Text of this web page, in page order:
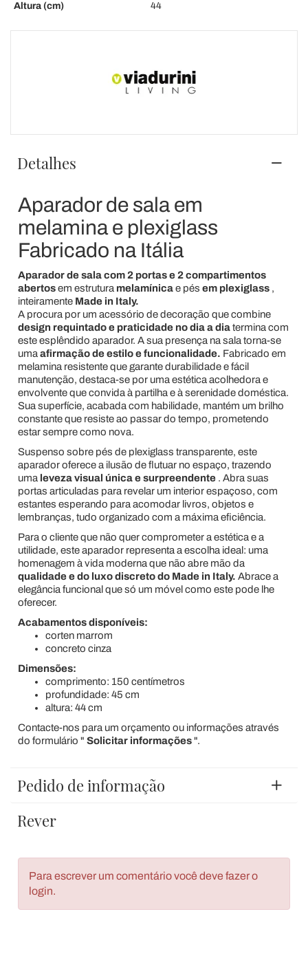
Altura (cm)
44
Detalhes
Aparador de sala em
melamina e plexiglass
Fabricado na Itália
Aparador de sala com 2 portas e 2 compartimentos
abertosem estrutura melamínicae pés em plexiglass,
inteiramente Made in Italy.
A procura por um acessório de decoração que combine
design requintado e praticidade no dia a diatermina com
este esplêndido aparador. A sua presença na sala torna-se
uma afirmação de estilo e funcionalidade. Fabricado em
melamina resistente que garante durabilidade e fácil
manutenção, destaca-se por uma estética acolhedora e
envolvente que convida à partilha e à serenidade doméstica.
Sua superfície, acabada com habilidade, mantém um brilho
constante que resiste ao passar do tempo, prometendo
estar sempre como nova.
Suspenso sobre pés de plexiglass transparente, este
aparador oferece a ilusão de flutuar no espaço, trazendo
uma leveza visual única e surpreendente. Abra suas
portas articuladas para revelar um interior espaçoso, com
estantes esperando para acomodar livros, objetos e
lembranças, tudo organizado com a máxima eficiência.
Para o cliente que não quer comprometer a estética e a
utilidade, este aparador representa a escolha ideal: uma
homenagem à vida moderna que não abre mão da
qualidade e do luxo discreto do Made in Italy. Abrace a
elegância funcional que só um móvel como este pode lhe
oferecer.
Acabamentos disponíveis:
corten marrom
concreto cinza
Dimensões:
comprimento: 150 centímetros
profundidade: 45 cm
altura: 44 cm
Contacte-nos para um orçamento ou informações através
do formulário " Solicitar informações".
Pedido de informação
Rever
Para escrever um comentário você deve fazer o
login.